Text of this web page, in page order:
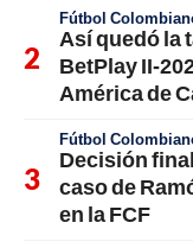
Fútbol
Así quedó la
BetPlay II-
América de
Fútbol
Decisión
caso de
en la FCF